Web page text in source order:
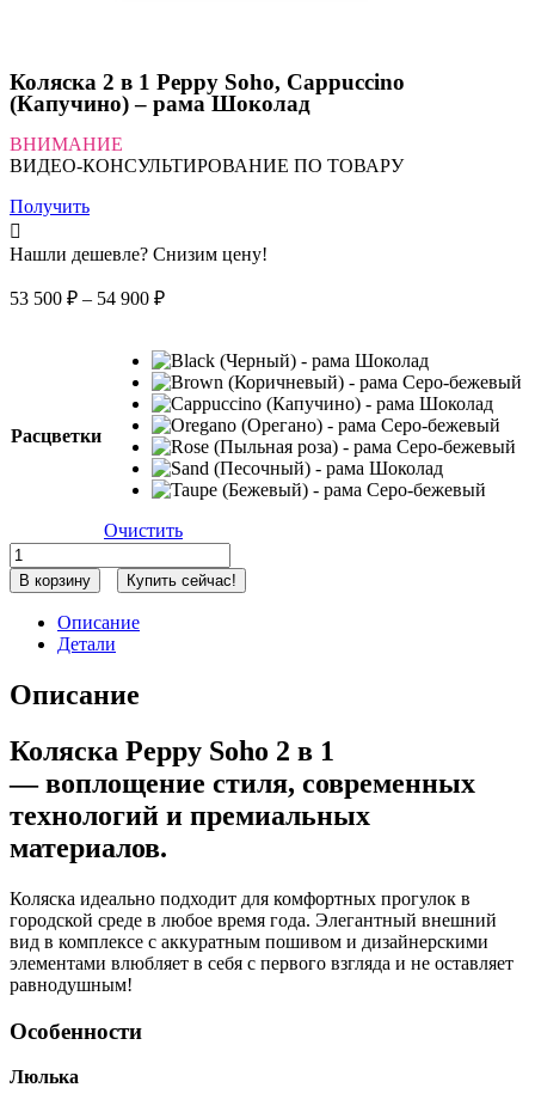
Коляска 2 в 1 Peppy Soho, Cappuccino
(Капучино) – рама Шоколад
ВНИМАНИЕ
ВИДЕО-КОНСУЛЬТИРОВАНИЕ ПО ТОВАРУ
Получить
Нашли дешевле? Снизим цену!
53 500 ₽ – 54 900 ₽Диапазон
500 ₽
–
54
900 ₽
Расцветки
Очистить
Количество
товара
Коляска
Peppy
Soho,
(Капучино)
-
рама
Шоколад
В корзину Купить сейчас!
Описание
Детали
Описание
Коляска Peppy Soho 2 в 1
— воплощение стиля, современных
технологий и премиальных
материалов.
Коляска идеально подходит для комфортных прогулок в
городской среде в любое время года. Элегантный внешний
вид в комплексе с аккуратным пошивом и дизайнерскими
элементами влюбляет в себя с первого взгляда и не оставляет
равнодушным!
Особенности
Люлька